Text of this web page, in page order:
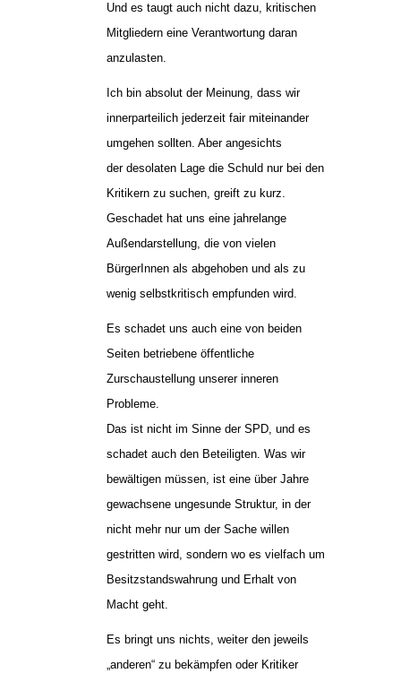
Und es taugt auch nicht dazu, kritischen
Mitgliedern eine Verantwortung daran
anzulasten.
Ich bin absolut der Meinung, dass wir
innerparteilich jederzeit fair miteinander
umgehen sollten. Aber angesichts
der desolaten Lage die Schuld nur bei den
Kritikern zu suchen, greift zu kurz.
Geschadet hat uns eine jahrelange
Außendarstellung, die von vielen
BürgerInnen als abgehoben und als zu
wenig selbstkritisch empfunden wird.
Es schadet uns auch eine von beiden
Seiten betriebene öffentliche
Zurschaustellung unserer inneren
Probleme.
Das ist nicht im Sinne der SPD, und es
schadet auch den Beteiligten. Was wir
bewältigen müssen, ist eine über Jahre
gewachsene ungesunde Struktur, in der
nicht mehr nur um der Sache willen
gestritten wird, sondern wo es vielfach um
Besitzstandswahrung und Erhalt von
Macht geht.
Es bringt uns nichts, weiter den jeweils
„anderen“ zu bekämpfen oder Kritiker